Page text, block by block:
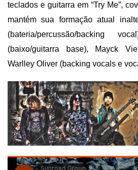
teclados e guitarra em “Try Me”,
mantém sua formação atual
(bateria/percussão/backing
(baixo/guitarra base), Mayck
Warlley Oliver (backing vocals e